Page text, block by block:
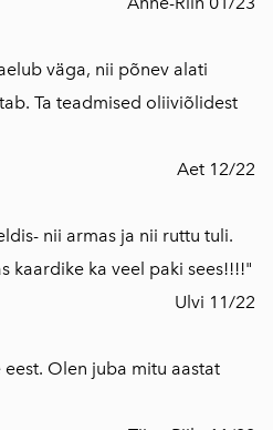
väga, nii põnev alati
Ta teadmised oliiviõlidest
Aet 12/22
nii armas ja nii ruttu tuli.
kaardike ka veel paki sees!!!!"
Ulvi 11/22
eest. Olen juba mitu aastat